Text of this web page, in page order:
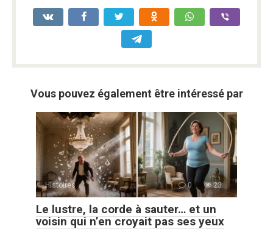
Vous pouvez également être intéressé par
Histoires 0 23
Le lustre, la corde à sauter… et un
voisin qui n’en croyait pas ses yeux